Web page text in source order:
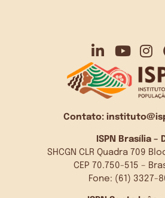
Contato:
ISPN Brasília –
SHCGN CLR Quadra 709
CEP 70.750-515 –
Fone: (61) 3327-